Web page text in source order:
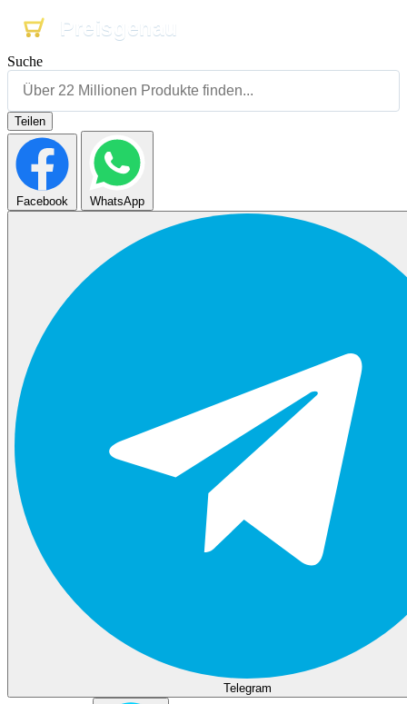
Preisgenau
Preisgenau
Preisgenau
Suche
Teilen
Facebook WhatsApp
Telegram